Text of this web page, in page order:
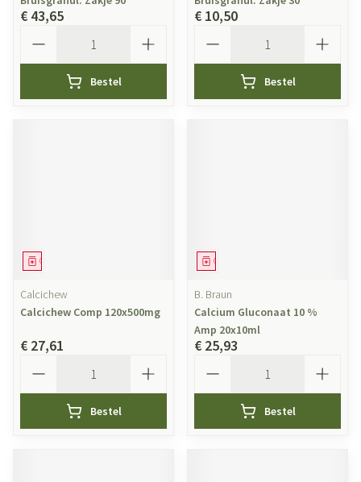
€ 43,65
Bestel
€ 10,50
Bestel
Geneesmiddel
Calcichew
Calcichew Comp 120x500mg
€ 27,61
Bestel
Geneesmiddel
B. Braun
Calcium Gluconaat 10 %
Amp 20x10ml
€ 25,93
Bestel